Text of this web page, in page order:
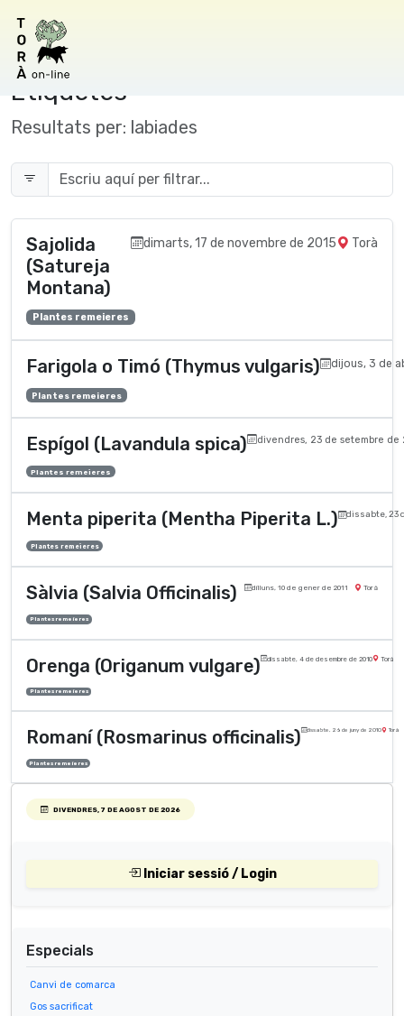
Etiquetes
Resultats per: labiades
Sajolida
(Satureja
Montana)
dimarts, 17 de novembre de 2015 Torà
Plantes remeieres
Farigola o Timó (Thymus vulgaris) dijous, 3 de
Plantes remeieres
Espígol (Lavandula spica) divendres, 23 de setembre de
Plantes remeieres
Menta piperita (Mentha Piperita L.) dissabte, 23
Plantes remeieres
Sàlvia (Salvia Officinalis) dilluns, 10 de gener de 2011 Torà
Plantes remeieres
Orenga (Origanum vulgare) dissabte, 4 de desembre de 2010 Torà
Plantes remeieres
Romaní (Rosmarinus officinalis) dissabte, 26 de juny de 2010 Torà
Plantes remeieres
DIVENDRES, 7 DE AGOST DE 2026
Iniciar sessió / Login
Especials
Canvi de comarca
Gos sacrificat